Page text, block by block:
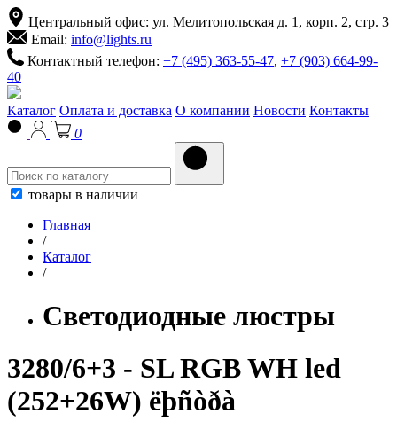
Центральный офис: ул. Мелитопольская д. 1, корп. 2, стр. 3
Email: info@lights.ru
Контактный телефон: +7 (495) 363-55-47, +7 (903) 664-99-
40
Каталог Оплата и доставка О компании Новости Контакты
0
товары в наличии
Главная
/
Каталог
/
Светодиодные люстры
3280/6+3 - SL RGB WH led
(252+26W) ëþñòðà